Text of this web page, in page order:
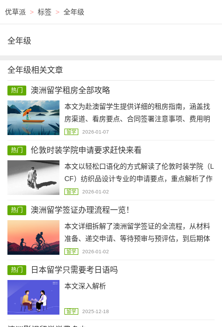
优草派 > 标签 > 全年级
全年级
全年级相关文章
热门 澳洲留学租房全部攻略
本文为赴澳留学生提供详细的租房指南，涵盖找
房渠道、看房要点、合同签署注意事项、费用明
细及生活配套办理等内容。强调通过学校资源与
留学 2026-01-07
热门 伦敦时装学院申请要求赶快来看
本文以轻松口语化的方式解读了伦敦时装学院（L
CF）纺织品设计专业的申请要点，重点解析了作
品集准备的核心策略。强调学生应通过创作全过
念，突出个性化表达与当代意识。同时介绍了课
程优势资源，如传统工艺与数字技术结合的教学
环境，并提供实用提交建议，帮助申请者打造真
实、有深度的作品集。
留学 2026-01-02
热门 澳洲留学签证办理流程一览！
本文详细拆解了澳洲留学签证的全流程，从材料
准备、递交申请、等待预审与预评估，到后期体
检、缴费、换取COE及最终贴签，提供实用建议
申请，顺利赴澳求学。
留学 2026-01-02
热门 日本留学只需要考日语吗
本文深入解析
留学 2025-12-18